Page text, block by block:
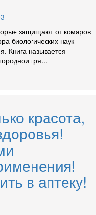
защищают от комаров
биологических наук
Книга называется
гря...
красота,
в аптеку!